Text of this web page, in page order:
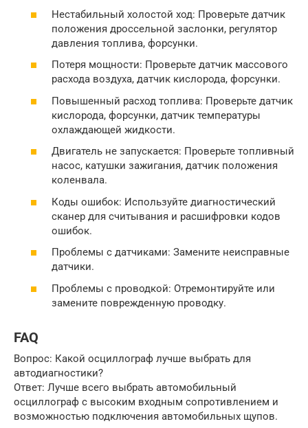
Нестабильный холостой ход: Проверьте датчик
положения дроссельной заслонки, регулятор
давления топлива, форсунки.
Потеря мощности: Проверьте датчик массового
расхода воздуха, датчик кислорода, форсунки.
Повышенный расход топлива: Проверьте датчик
кислорода, форсунки, датчик температуры
охлаждающей жидкости.
Двигатель не запускается: Проверьте топливный
насос, катушки зажигания, датчик положения
коленвала.
Коды ошибок: Используйте диагностический
сканер для считывания и расшифровки кодов
ошибок.
Проблемы с датчиками: Замените неисправные
датчики.
Проблемы с проводкой: Отремонтируйте или
замените поврежденную проводку.
FAQ
Вопрос: Какой осциллограф лучше выбрать для
автодиагностики?
Ответ: Лучше всего выбрать автомобильный
осциллограф с высоким входным сопротивлением и
возможностью подключения автомобильных щупов.